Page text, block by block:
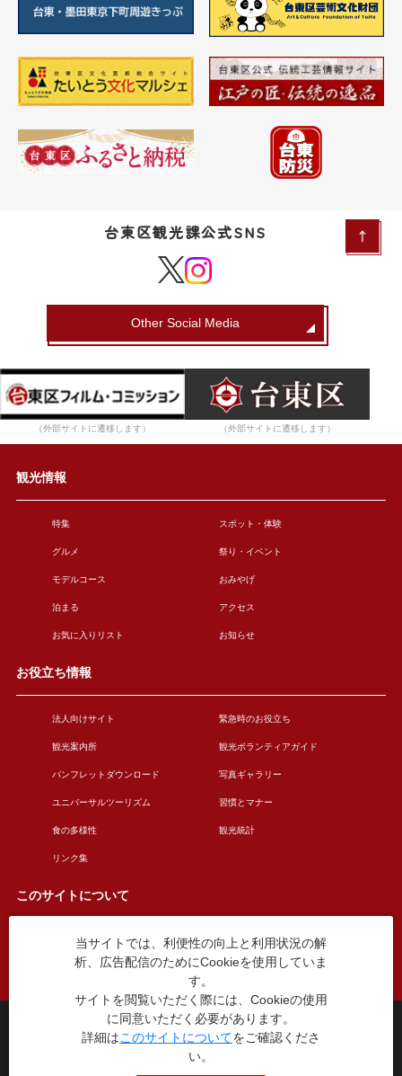
台東区観光課公式SNS
Other Social Media
（外部サイトに遷移します） （外部サイトに遷移します）
観光情報
特集 スポット・体験
グルメ 祭り・イベント
モデルコース おみやげ
泊まる アクセス
お気に入りリスト お知らせ
お役立ち情報
法人向けサイト 緊急時のお役立ち
観光案内所 観光ボランティアガイド
パンフレットダウンロード 写真ギャラリー
ユニバーサルツーリズム 習慣とマナー
食の多様性 観光統計
リンク集
このサイトについて
このサイトについて 広告掲載について
お問い合わせ
台東区役所観光課
〒110-8615 東京都台東区東上野4丁目5番6号
TEL：03-5246-1151
当サイトでは、利便性の向上と利用状況の解
析、広告配信のためにCookieを使用していま
す。
サイトを閲覧いただく際には、Cookieの使用
に同意いただく必要があります。
詳細はこのサイトについてをご確認くださ
い。